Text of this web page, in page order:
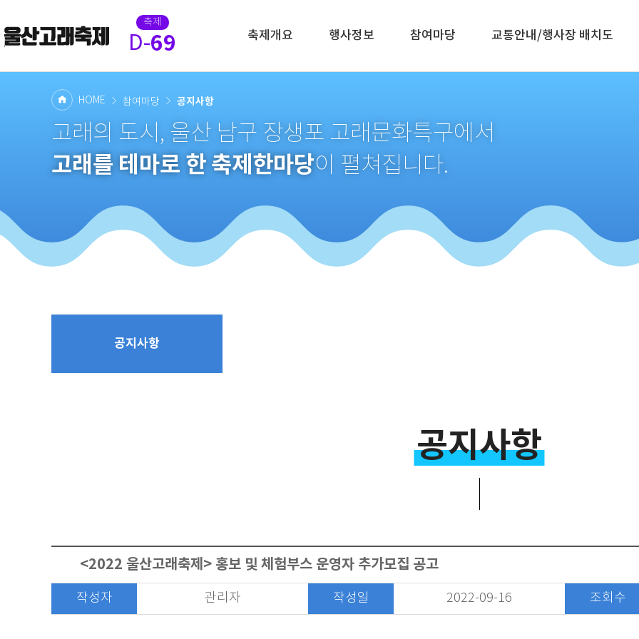
축제
D-69 축제개요 행사정보 참여마당 교통안내/행사장 배치도
HOME 참여마당 공지사항
고래의 도시, 울산 남구 장생포 고래문화특구에서
고래를 테마로 한 축제한마당이 펼쳐집니다.
공지사항
공지사항
<2022 울산고래축제> 홍보 및 체험부스 운영자 추가모집 공고
작성자 관리자 작성일 2022-09-16 조회수